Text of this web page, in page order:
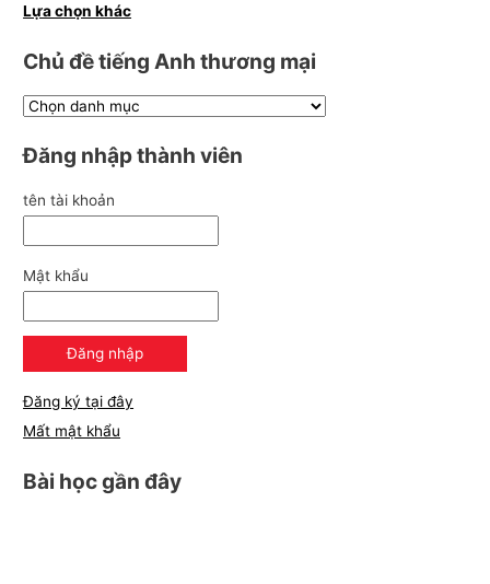
Lựa chọn khác
Chủ đề tiếng Anh thương mại
Đăng nhập thành viên
tên tài khoản
Mật khẩu
Đăng ký tại đây
Mất mật khẩu
Bài học gần đây